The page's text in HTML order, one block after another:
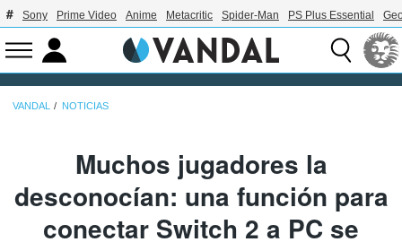
Sony Prime Video Anime Metacritic Spider-Man PS Plus Essential
VANDAL NOTICIAS
Muchos jugadores la
desconocían: una función para
conectar Switch 2 a PC se